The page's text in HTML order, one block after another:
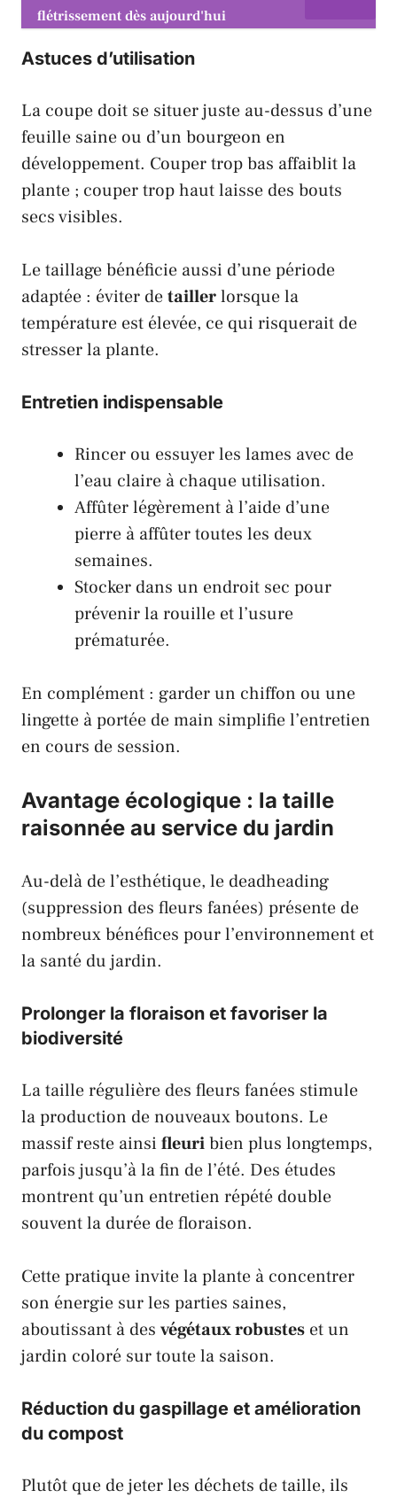
flétrissement dès aujourd'hui
Astuces d’utilisation
La coupe doit se situer juste au-dessus d’une
feuille saine ou d’un bourgeon en
développement. Couper trop bas affaiblit la
plante ; couper trop haut laisse des bouts
secs visibles.
Le taillage bénéficie aussi d’une période
adaptée : éviter detaillerlorsque la
température est élevée, ce qui risquerait de
stresser la plante.
Entretien indispensable
Rincer ou essuyer les lames avec de
l’eau claire à chaque utilisation.
Affûter légèrement à l’aide d’une
pierre à affûter toutes les deux
semaines.
Stocker dans un endroit sec pour
prévenir la rouille et l’usure
prématurée.
En complément : garder un chiffon ou une
lingette à portée de main simplifie l’entretien
en cours de session.
Avantage écologique : la taille
raisonnée au service du jardin
Au-delà de l’esthétique, le deadheading
(suppression des fleurs fanées) présente de
nombreux bénéfices pour l’environnement et
la santé du jardin.
Prolonger la floraison et favoriser la
biodiversité
La taille régulière des fleurs fanées stimule
la production de nouveaux boutons. Le
massif reste ainsi fleuribien plus longtemps,
parfois jusqu’à la fin de l’été. Des études
montrent qu’un entretien répété double
souvent la durée de floraison.
Cette pratique invite la plante à concentrer
son énergie sur les parties saines,
aboutissant à des végétaux robustes et un
jardin coloré sur toute la saison.
Réduction du gaspillage et amélioration
du compost
Plutôt que de jeter les déchets de taille, ils